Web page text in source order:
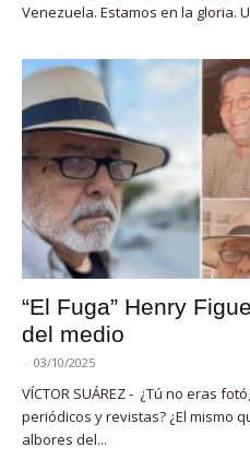
Venezuela. Estamos en la gloria.
“El Fuga” Henry
del medio
- 03/10/2025
VÍCTOR SUÁREZ - ¿Tú no eras
periódicos y revistas? ¿El mismo
albores del...